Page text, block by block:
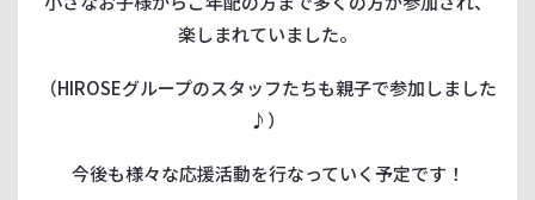
楽しまれていました。
（HIROSEグループのスタッフたちも親子で参加しました
♪）
今後も様々な応援活動を行なっていく予定です！